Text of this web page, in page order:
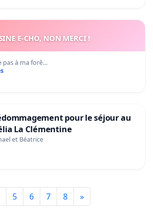
E-CHO, NON MERCI !
pas à ma forê…
pour le séjour au
La Clémentine
et Béatrice
5 6 7 8 »